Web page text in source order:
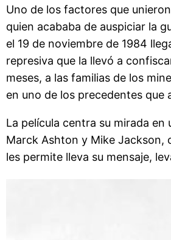
Uno de los factores que
quien acababa de auspiciar la
el 19 de noviembre de 1984
represiva que la llevó a
meses, a las familias de los
en uno de los precedentes que
La película centra su mirada
Marck Ashton y Mike Jackson,
les permite lleva su mensaje,